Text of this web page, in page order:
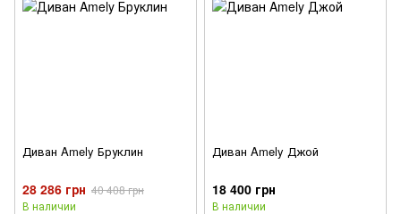
Диван Amely Бруклин
28 286 грн 40 408 грн
В наличии
Диван Amely Джой
18 400 грн
В наличии